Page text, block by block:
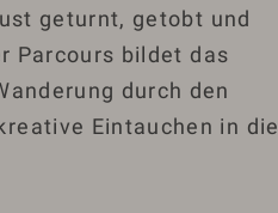
geturnt, getobt und
Parcours bildet das
durch den
Eintauchen in die